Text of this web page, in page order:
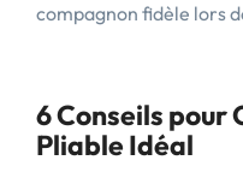
compagnon fidèle lors
6 Conseils pour
Pliable Idéal